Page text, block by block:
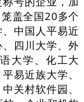
盖全国20多个
中国人平易近
四川大学、外
大学、化工大
易近族大学、
关村软件园、